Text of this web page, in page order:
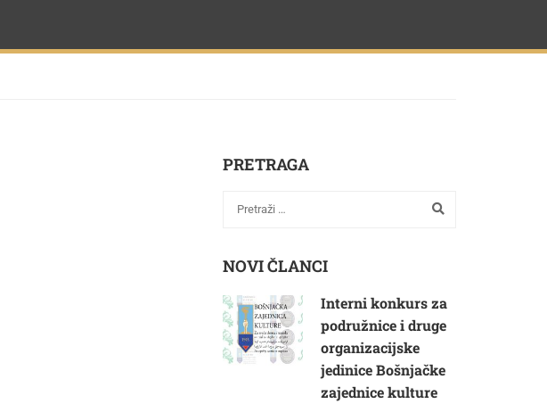
PRETRAGA
NOVI ČLANCI
Interni konkurs za
podružnice i druge
organizacijske
jedinice Bošnjačke
zajednice kulture